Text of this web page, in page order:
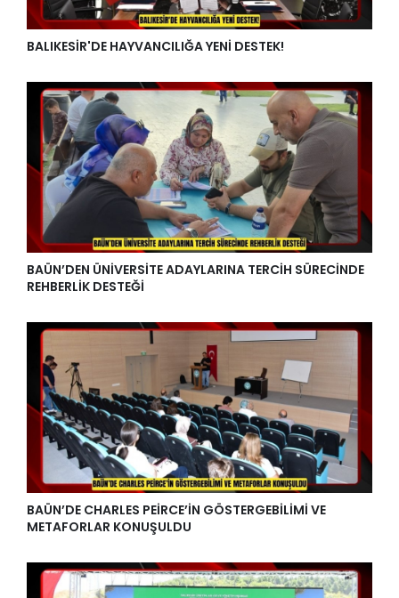
BALIKESİR'DE HAYVANCILIĞA YENİ DESTEK!
BAÜN’DEN ÜNİVERSİTE ADAYLARINA TERCİH SÜRECİNDE
REHBERLİK DESTEĞİ
BAÜN’DE CHARLES PEİRCE’İN GÖSTERGEBİLİMİ VE
METAFORLAR KONUŞULDU